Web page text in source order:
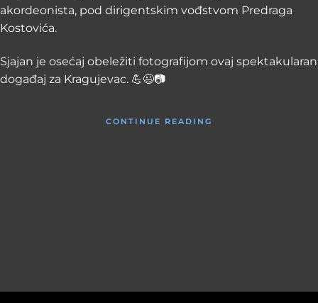
akordeonista, pod dirigentskim vođstvom Predraga
Kostovića.
Sjajan je osećaj obeležiti fotografijom ovaj spektakularan
događaj za Kragujevac. 💪😉📷
CONTINUE READING